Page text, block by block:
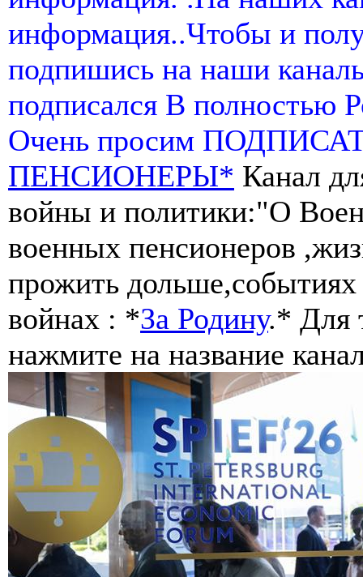
информация..Чтобы и
подпишись на наши
подписался В полностью
Очень просим
ПЕНСИОНЕРЫ* Канал
войны и политики:"О
военных пенсионеров
прожить
войнах : *За Родину.* Для
нажмите на название